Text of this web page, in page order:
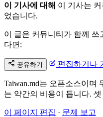
이 기사에 대해 이 기사는
었습니다.
이 글은 커뮤니티가 함께 쓰
다면:
공유하기 편집하거나
Taiwan.md는 오픈소스이며
는 약간의 비용이 듭니다.
이 페이지 편집 · 문제 보고